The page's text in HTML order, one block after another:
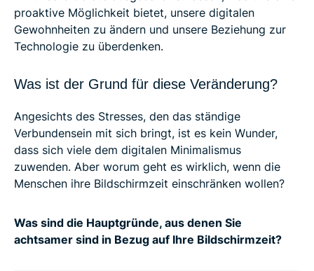
proaktive Möglichkeit bietet, unsere digitalen
Gewohnheiten zu ändern und unsere Beziehung zur
Technologie zu überdenken.
Was ist der Grund für diese Veränderung?
Angesichts des Stresses, den das ständige
Verbundensein mit sich bringt, ist es kein Wunder,
dass sich viele dem digitalen Minimalismus
zuwenden. Aber worum geht es wirklich, wenn die
Menschen ihre Bildschirmzeit einschränken wollen?
Was sind die Hauptgründe, aus denen Sie
achtsamer sind in Bezug auf Ihre Bildschirmzeit?